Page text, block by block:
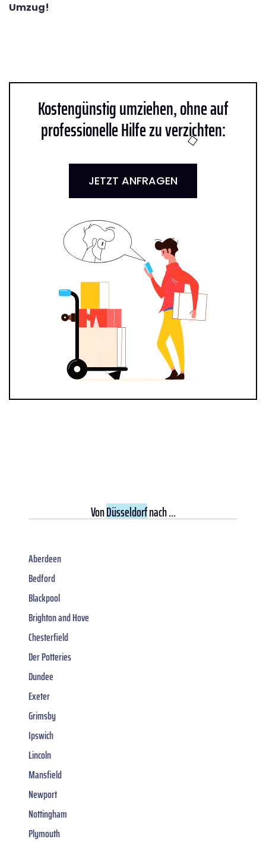
Umzug!
Kostengünstig umziehen, ohne auf
professionelle Hilfe zu verzichten:
JETZT ANFRAGEN
VonDüsseldorfnach ...
Aberdeen
Bedford
Blackpool
Brighton and Hove
Chesterfield
Der Potteries
Dundee
Exeter
Grimsby
Ipswich
Lincoln
Mansfield
Newport
Nottingham
Plymouth